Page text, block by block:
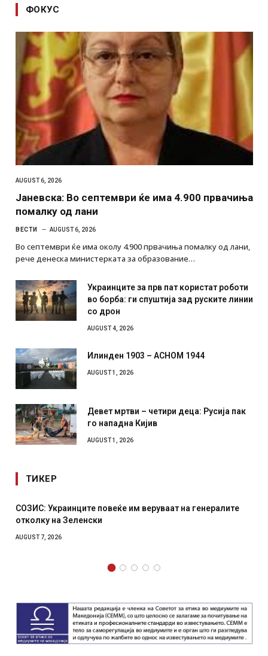
ФОКУС
AUGUST 6, 2026
Јаневска: Во септември ќе има 4.900 првачиња
помалку од лани
ВЕСТИ AUGUST 6, 2026
Во септември ќе има околу 4.900 првачиња помалку од лани,
рече денеска министерката за образование…
Украинците за прв пат користат роботи
во борба: ги спуштија зад руските линии
со дрон
AUGUST 4, 2026
Илинден 1903 – АСНОМ 1944
AUGUST 1, 2026
Девет мртви – четири деца: Русија пак
го нападна Кијив
AUGUST 1, 2026
ТИКЕР
СОЗИС: Украинците повеќе им веруваат на генералите
отколку на Зеленски
AUGUST 7, 2026